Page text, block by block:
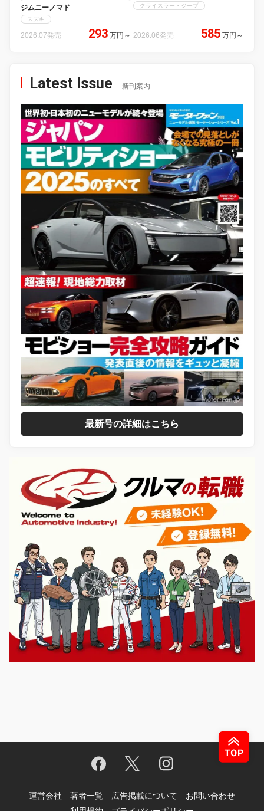
ジムニーノマド
スズキ
2026.07発売 293 万円 ～
クライスラー・ジープ
2026.06発売 585 万円 ～
Latest Issue 新刊案内
最新号の詳細はこちら
運営会社 著者一覧 広告掲載について
お問い合わせ